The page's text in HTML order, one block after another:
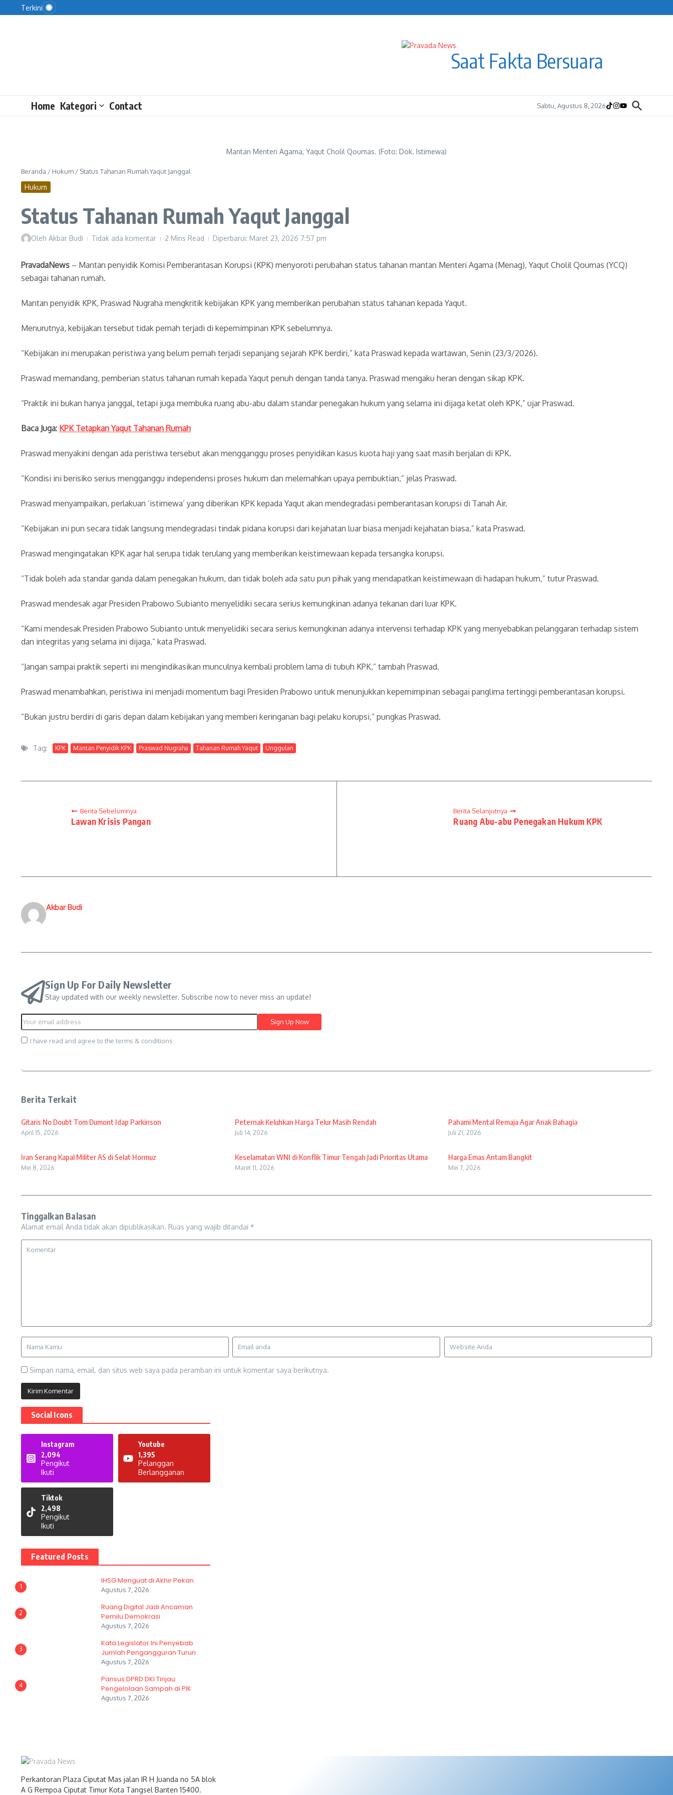
Lewati ke konten
Terkini
Saat Fakta Bersuara
Home Kategori Contact Sabtu, Agustus 8, 2026
Mantan Menteri Agama, Yaqut Cholil Qoumas. (Foto: Dok. Istimewa)
Beranda / Hukum / Status Tahanan Rumah Yaqut Janggal
Hukum
Status Tahanan Rumah Yaqut Janggal
Oleh Akbar Budi Tidak ada komentar 2 Mins Read Diperbarui: Maret 23, 2026 7:57 pm
PravadaNews – Mantan penyidik Komisi Pemberantasan Korupsi (KPK) menyoroti perubahan status tahanan mantan Menteri Agama (Menag), Yaqut Cholil Qoumas (YCQ)
sebagai tahanan rumah.
Mantan penyidik KPK, Praswad Nugraha mengkritik kebijakan KPK yang memberikan perubahan status tahanan kepada Yaqut.
Menurutnya, kebijakan tersebut tidak pernah terjadi di kepemimpinan KPK sebelumnya.
“Kebijakan ini merupakan peristiwa yang belum pernah terjadi sepanjang sejarah KPK berdiri,” kata Praswad kepada wartawan, Senin (23/3/2026).
Praswad memandang, pemberian status tahanan rumah kepada Yaqut penuh dengan tanda tanya. Praswad mengaku heran dengan sikap KPK.
“Praktik ini bukan hanya janggal, tetapi juga membuka ruang abu-abu dalam standar penegakan hukum yang selama ini dijaga ketat oleh KPK,” ujar Praswad.
Baca Juga: KPK Tetapkan Yaqut Tahanan Rumah
Praswad menyakini dengan ada peristiwa tersebut akan mengganggu proses penyidikan kasus kuota haji yang saat masih berjalan di KPK.
“Kondisi ini berisiko serius mengganggu independensi proses hukum dan melemahkan upaya pembuktian,” jelas Praswad.
Praswad menyampaikan, perlakuan ‘istimewa’ yang diberikan KPK kepada Yaqut akan mendegradasi pemberantasan korupsi di Tanah Air.
“Kebijakan ini pun secara tidak langsung mendegradasi tindak pidana korupsi dari kejahatan luar biasa menjadi kejahatan biasa,” kata Praswad.
Praswad mengingatakan KPK agar hal serupa tidak terulang yang memberikan keistimewaan kepada tersangka korupsi.
“Tidak boleh ada standar ganda dalam penegakan hukum, dan tidak boleh ada satu pun pihak yang mendapatkan keistimewaan di hadapan hukum,” tutur Praswad.
Praswad mendesak agar Presiden Prabowo Subianto menyelidiki secara serius kemungkinan adanya tekanan dari luar KPK.
“Kami mendesak Presiden Prabowo Subianto untuk menyelidiki secara serius kemungkinan adanya intervensi terhadap KPK yang menyebabkan pelanggaran terhadap sistem
dan integritas yang selama ini dijaga,” kata Praswad.
“Jangan sampai praktik seperti ini mengindikasikan munculnya kembali problem lama di tubuh KPK,” tambah Praswad.
Praswad menambahkan, peristiwa ini menjadi momentum bagi Presiden Prabowo untuk menunjukkan kepemimpinan sebagai panglima tertinggi pemberantasan korupsi.
“Bukan justru berdiri di garis depan dalam kebijakan yang memberi keringanan bagi pelaku korupsi,” pungkas Praswad.
Tag: KPK Mantan Penyidik KPK Praswad Nugraha Tahanan Rumah Yaqut Unggulan
Berita Sebelumnya
Lawan Krisis Pangan
Berita Selanjutnya
Ruang Abu-abu Penegakan Hukum KPK
Akbar Budi
Sign Up For Daily Newsletter
Stay updated with our weekly newsletter. Subscribe now to never miss an update!
I have read and agree to the terms & conditions
Berita Terkait
Gitaris No Doubt Tom Dumont Idap Parkinson
April 15, 2026
Peternak Keluhkan Harga Telur Masih Rendah
Juli 14, 2026
Pahami Mental Remaja Agar Anak Bahagia
Juli 21, 2026
Iran Serang Kapal Militer AS di Selat Hormuz
Mei 8, 2026
Keselamatan WNI di Konflik Timur Tengah Jadi Prioritas Utama
Maret 11, 2026
Harga Emas Antam Bangkit
Mei 7, 2026
Tinggalkan Balasan
Alamat email Anda tidak akan dipublikasikan. Ruas yang wajib ditandai *
Simpan nama, email, dan situs web saya pada peramban ini untuk komentar saya berikutnya.
Social Icons
Instagram
2,094
Pengikut
Ikuti
Youtube
1,395
Pelanggan
Berlangganan
Tiktok
2,498
Pengikut
Ikuti
Featured Posts
1
IHSG Menguat di Akhir Pekan
Agustus 7, 2026
2
Ruang Digital Jadi Ancaman
Pemilu Demokrasi
Agustus 7, 2026
3
Kata Legislator Ini Penyebab
Jumlah Pengangguran Turun
Agustus 7, 2026
4
Pansus DPRD DKI Tinjau
Pengelolaan Sampah di PIK
Agustus 7, 2026
Perkantoran Plaza Ciputat Mas jalan IR H Juanda no 5A blok
A G Rempoa Ciputat Timur Kota Tangsel Banten 15400.